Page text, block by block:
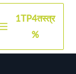
1TP4तस्त्र
%